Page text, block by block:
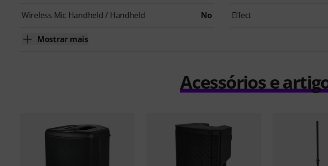
Wireless Mic Handheld / Handheld No Effect
Mostrar mais
Acessórios e